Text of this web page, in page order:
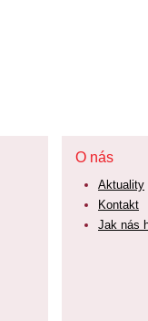
O nás
Aktuality
Kontakt
Jak nás